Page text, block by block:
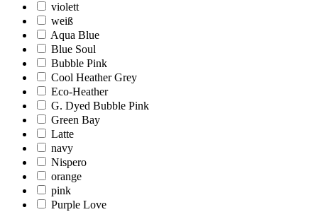
violett
weiß
Aqua Blue
Blue Soul
Bubble Pink
Cool Heather Grey
Eco-Heather
G. Dyed Bubble Pink
Green Bay
Latte
navy
Nispero
orange
pink
Purple Love